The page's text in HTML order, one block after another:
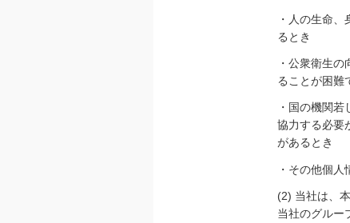
・人の生命
るとき
・公衆衛生
ることが困難
・国の機関
協力する必要
があるとき
・その他個
(2) 当社は、
当社のグルー